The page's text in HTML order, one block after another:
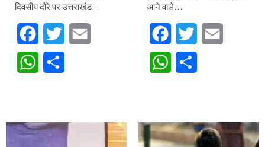
दिवसीय दौरे पर उत्तराखंड…
FacebookTwitter
WhatsApp
आने वाले…
FacebookTwitter
WhatsApp